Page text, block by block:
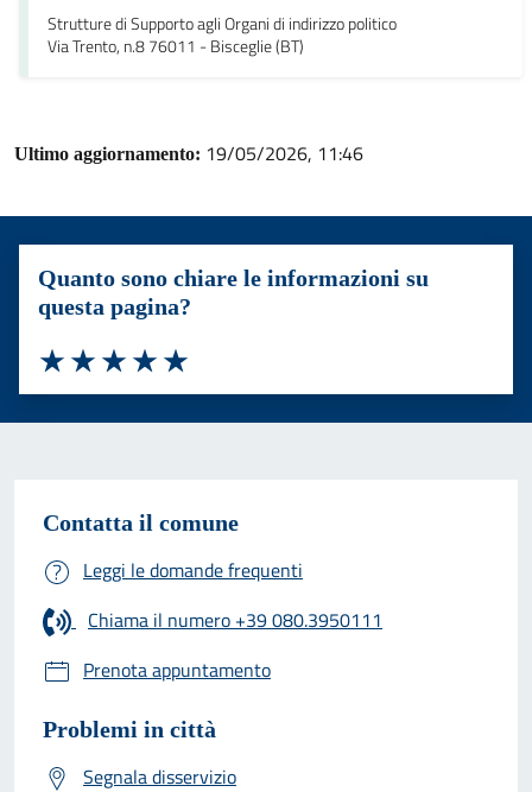
Strutture di Supporto agli Organi di indirizzo politico
Via Trento, n.8 76011 - Bisceglie (BT)
Ultimo aggiornamento: 19/05/2026, 11:46
Quanto sono chiare le informazioni su
questa pagina?
Valuta 5 stelle su 5
Valuta 4 stelle su 5
Valuta 3 stelle su 5
Valuta 2 stelle su 5
Valuta 1 stelle su 5
Contatta il comune
Leggi le domande frequenti
Chiama il numero +39 080.3950111
Prenota appuntamento
Problemi in città
Segnala disservizio